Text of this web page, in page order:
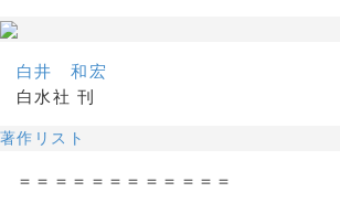
白井 和宏
白水社 刊
著作リスト
＝＝＝＝＝＝＝＝＝＝＝＝